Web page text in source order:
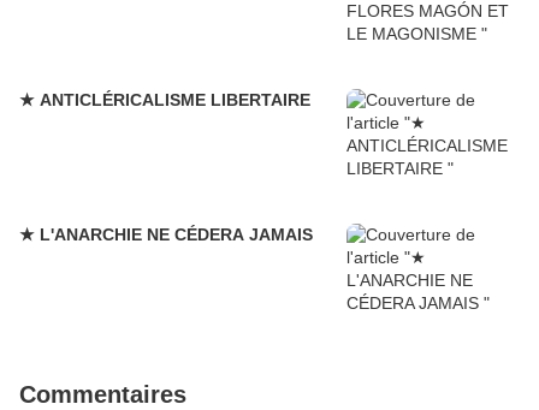
★ ANTICLÉRICALISME LIBERTAIRE
★ L'ANARCHIE NE CÉDERA JAMAIS
Commentaires